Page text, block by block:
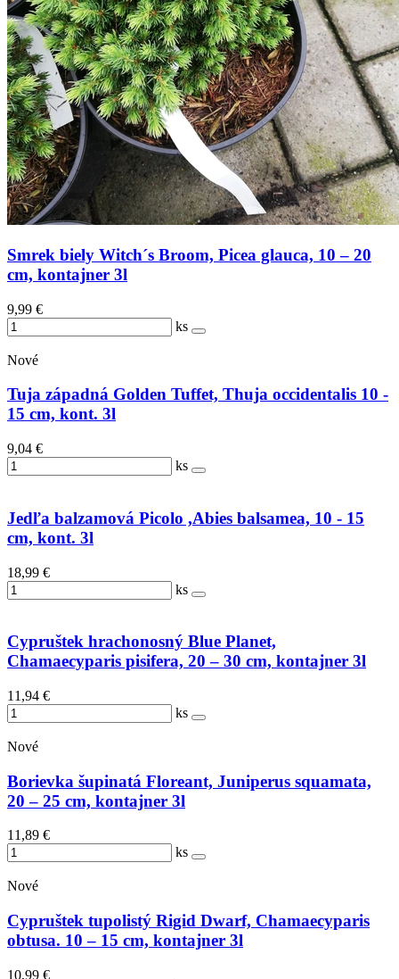
Smrek biely Witch´s Broom, Picea glauca, 10 – 20
cm, kontajner 3l
9,99 €
ks
Nové
Tuja západná Golden Tuffet, Thuja occidentalis 10 -
15 cm, kont. 3l
9,04 €
ks
Jedľa balzamová Picolo ,Abies balsamea, 10 - 15
cm, kont. 3l
18,99 €
ks
Cypruštek hrachonosný Blue Planet,
Chamaecyparis pisifera, 20 – 30 cm, kontajner 3l
11,94 €
ks
Nové
Borievka šupinatá Floreant, Juniperus squamata,
20 – 25 cm, kontajner 3l
11,89 €
ks
Nové
Cypruštek tupolistý Rigid Dwarf, Chamaecyparis
obtusa. 10 – 15 cm, kontajner 3l
10,99 €